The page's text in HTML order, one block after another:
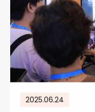
2025.06.24